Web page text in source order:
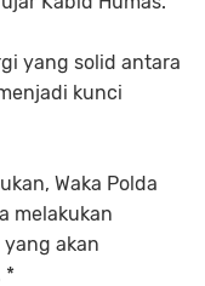
yang solid antara
kunci
Waka Polda
melakukan
akan
*